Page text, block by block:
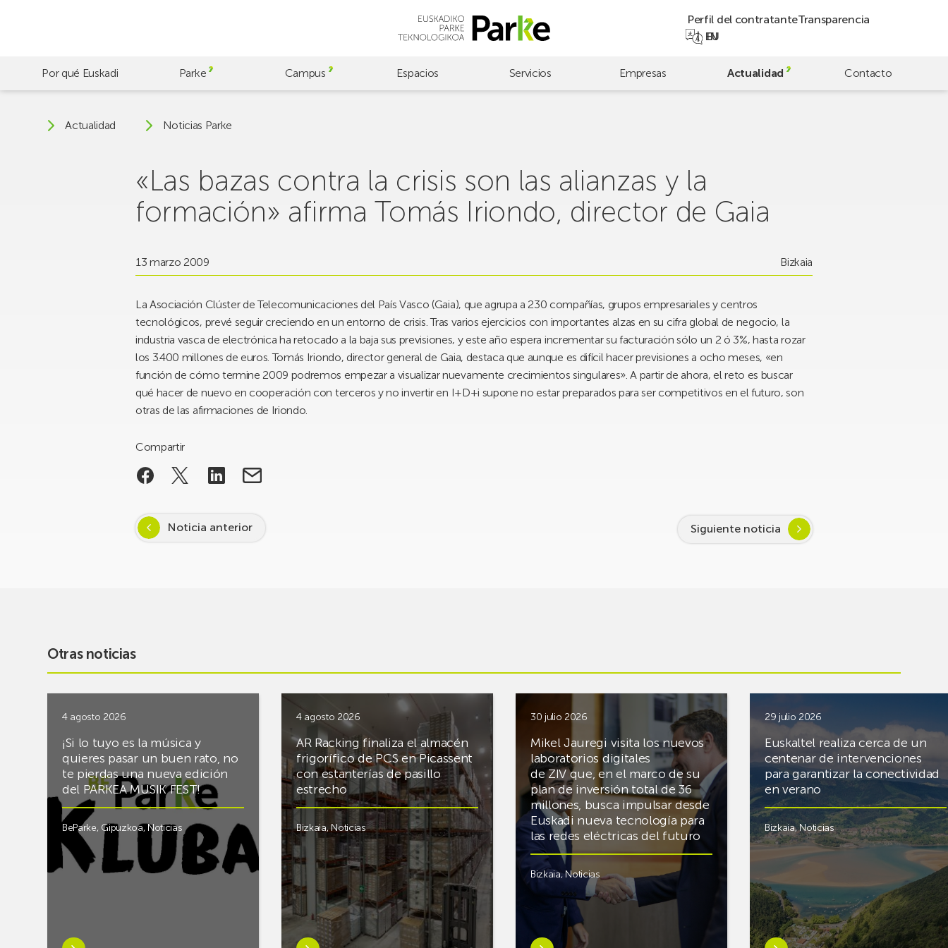
Perfil del contratanteTransparencia
EU
EN
Por qué Euskadi Parke Campus Espacios Servicios Empresas Actualidad Contacto
Actualidad Noticias Parke
«Las bazas contra la crisis son las alianzas y la
formación» afirma Tomás Iriondo, director de Gaia
13 marzo 2009 Bizkaia
La Asociación Clúster de Telecomunicaciones del País Vasco (Gaia), que agrupa a 230 compañías, grupos empresariales y centros
tecnológicos, prevé seguir creciendo en un entorno de crisis. Tras varios ejercicios con importantes alzas en su cifra global de negocio, la
industria vasca de electrónica ha retocado a la baja sus previsiones, y este año espera incrementar su facturación sólo un 2 ó 3%, hasta rozar
los 3.400 millones de euros. Tomás Iriondo, director general de Gaia, destaca que aunque es difícil hacer previsiones a ocho meses, «en
función de cómo termine 2009 podremos empezar a visualizar nuevamente crecimientos singulares». A partir de ahora, el reto es buscar
qué hacer de nuevo en cooperación con terceros y no invertir en I+D+i supone no estar preparados para ser competitivos en el futuro, son
otras de las afirmaciones de Iriondo.
Compartir
Noticia anterior Siguiente noticia
Otras noticias
4 agosto 2026
¡Si lo tuyo es la música y
quieres pasar un buen rato, no
te pierdas una nueva edición
del PARKEA MUSIK FEST!
BeParke, Gipuzkoa,Noticias
Saber
4 agosto 2026
AR Racking finaliza el almacén
frigorífico de PCS en Picassent
con estanterías de pasillo
estrecho
Bizkaia,Noticias
Saber
30 julio 2026
Mikel Jauregi visita los nuevos
laboratorios digitales
de ZIV que, en el marco de su
plan de inversión total de 36
millones, busca impulsar desde
Euskadi nueva tecnología para
las redes eléctricas del futuro
Bizkaia,Noticias
Saber
29 julio 2026
Euskaltel realiza cerca de un
centenar de intervenciones
para garantizar la conectividad
en verano
Bizkaia,Noticias
Saber